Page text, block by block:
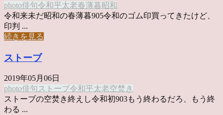
photo俳句令和平太老春薄暮昭和
令和来未だ昭和の春薄暮905令和のゴム印買ってきたけど、
印判 ...
続きを見る
ストーブ
2019年05月06日
photo俳句ストーブ令和平太老空焚き
ストーブの空焚き終えし令和初903もう終わるだろ、もう終
わる ...